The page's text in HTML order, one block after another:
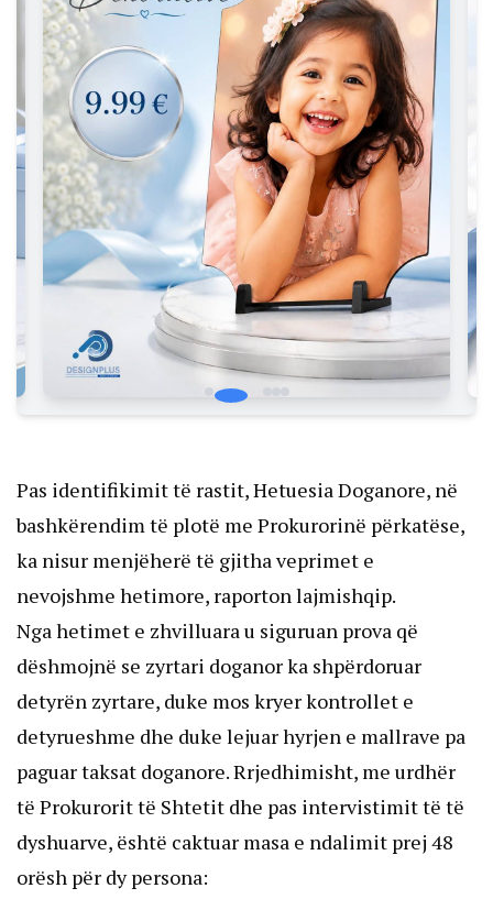
Pas identifikimit të rastit, Hetuesia Doganore, në
bashkërendim të plotë me Prokurorinë përkatëse,
ka nisur menjëherë të gjitha veprimet e
nevojshme hetimore, raporton lajmishqip.
Nga hetimet e zhvilluara u siguruan prova që
dëshmojnë se zyrtari doganor ka shpërdoruar
detyrën zyrtare, duke mos kryer kontrollet e
detyrueshme dhe duke lejuar hyrjen e mallrave pa
paguar taksat doganore. Rrjedhimisht, me urdhër
të Prokurorit të Shtetit dhe pas intervistimit të të
dyshuarve, është caktuar masa e ndalimit prej 48
orësh për dy persona: